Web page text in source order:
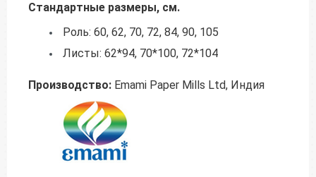
Стандартные размеры, см.
Роль: 60, 62, 70, 72, 84, 90, 105
Листы: 62*94, 70*100, 72*104
Производство: Emami Paper Mills Ltd, Индия